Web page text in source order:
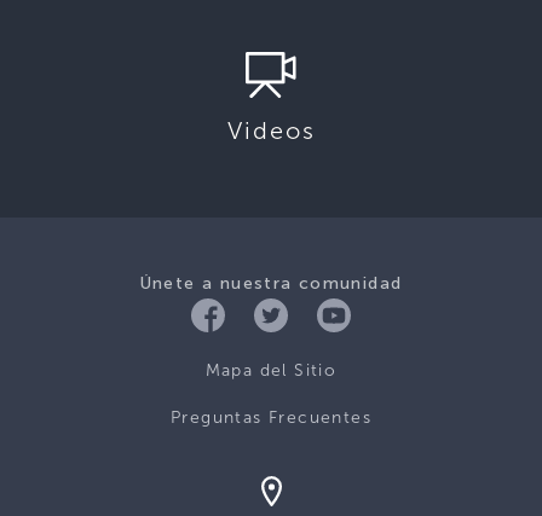
Videos
Únete a nuestra comunidad
Mapa del Sitio
Preguntas Frecuentes